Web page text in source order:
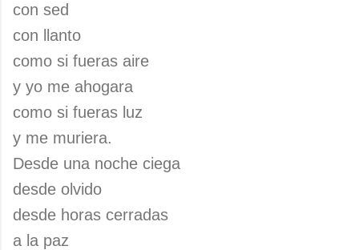
con sed
con llanto
como si fueras aire
y yo me ahogara
como si fueras luz
y me muriera.
Desde una noche ciega
desde olvido
desde horas cerradas
a la paz